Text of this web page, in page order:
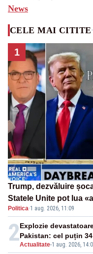
News
CELE MAI CITITE
1
Trump, dezvăluire
Statele Unite pot lua
Ucrainei”
Politica·1 aug. 2026, 11:09
2Actualitate-1 aug. 2026,
Explozie
Pakistan: cel puțin